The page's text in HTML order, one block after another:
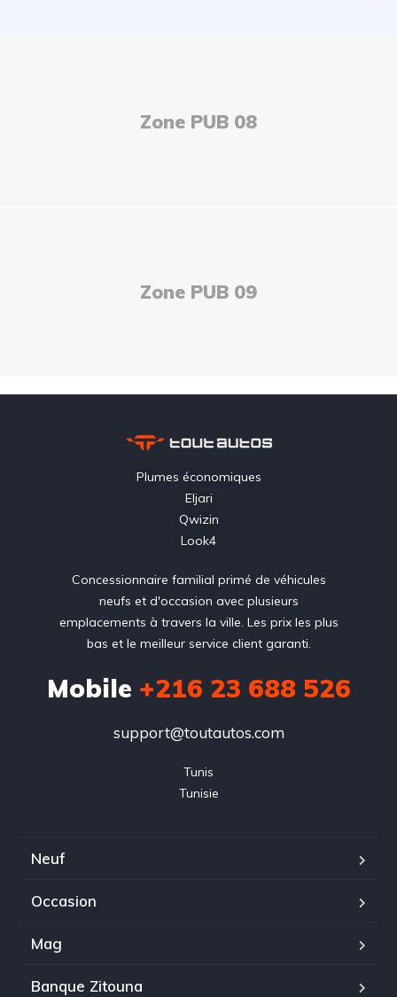
Zone PUB 08
Zone PUB 09
Plumes économiques
Eljari
Qwizin
Look4
Concessionnaire familial primé de véhicules
neufs et d'occasion avec plusieurs
emplacements à travers la ville. Les prix les plus
bas et le meilleur service client garanti.
Mobile +216 23 688 526
support@toutautos.com
Tunis
Tunisie
Neuf
Occasion
Mag
Banque Zitouna